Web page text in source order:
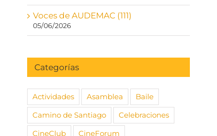
Voces de AUDEMAC (111)
05/06/2026
Categorías
Actividades Asamblea
Baile
Camino de Santiago
Celebraciones
CineClub
CineForum